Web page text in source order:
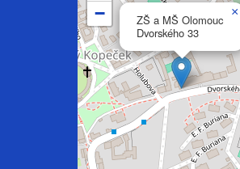
ZŠ a MŠ Olomouc
Dvorského 33
×
−